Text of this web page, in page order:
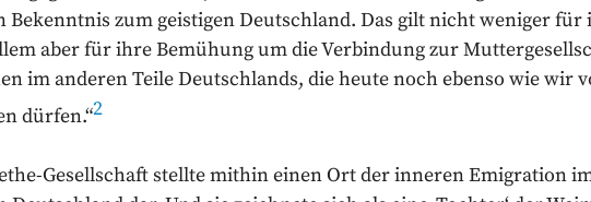
Bekenntnis zum geistigen Deutschland. Das gilt nicht weniger für
aber für ihre Bemühung um die Verbindung zur
im anderen Teile Deutschlands, die heute noch ebenso wie wir
dürfen.“2
Gesellschaft stellte mithin einen Ort der inneren Emigration